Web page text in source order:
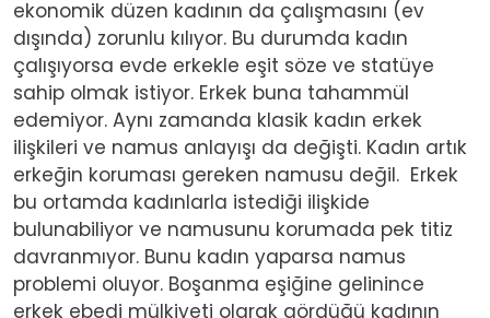
ekonomik düzen kadının da çalışmasını (ev
dışında) zorunlu kılıyor. Bu durumda kadın
çalışıyorsa evde erkekle eşit söze ve statüye
sahip olmak istiyor. Erkek buna tahammül
edemiyor. Aynı zamanda klasik kadın erkek
ilişkileri ve namus anlayışı da değişti. Kadın artık
erkeğin koruması gereken namusu değil. Erkek
bu ortamda kadınlarla istediği ilişkide
bulunabiliyor ve namusunu korumada pek titiz
davranmıyor. Bunu kadın yaparsa namus
problemi oluyor. Boşanma eşiğine gelinince
erkek ebedi mülkiyeti olarak gördüğü kadının